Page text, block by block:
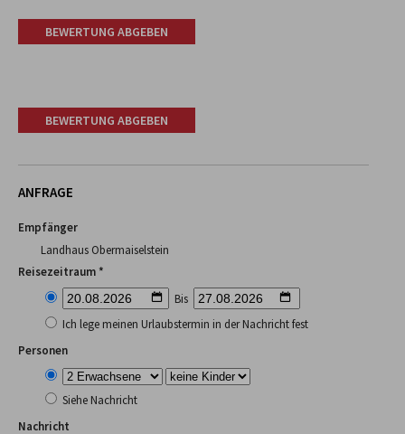
BEWERTUNG ABGEBEN
BEWERTUNG ABGEBEN
ANFRAGE
Empfänger
Landhaus Obermaiselstein
Reisezeitraum *
Bis
Ich lege meinen Urlaubstermin in der Nachricht fest
Personen
Siehe Nachricht
Nachricht